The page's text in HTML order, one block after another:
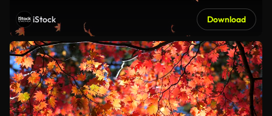
iStock Download